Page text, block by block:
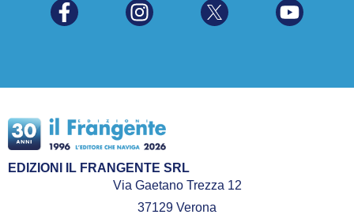
EDIZIONI IL FRANGENTE SRL
Via Gaetano Trezza 12
37129 Verona